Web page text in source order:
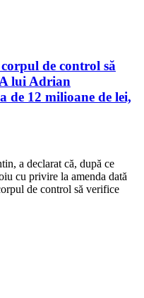
de control să
lui Adrian
de 12 milioane de lei,
a declarat că, după ce
cu privire la amenda dată
de control să verifice